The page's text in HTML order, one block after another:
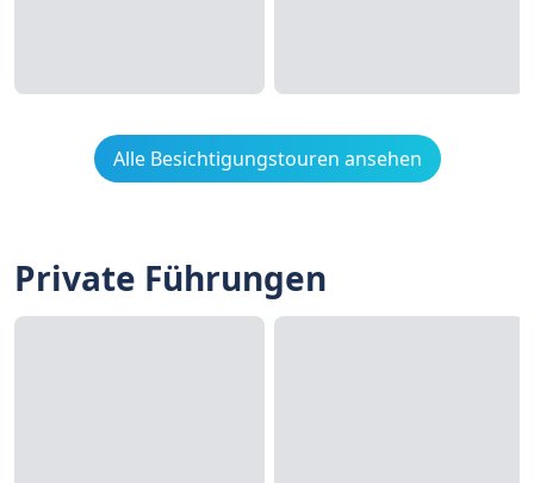
Alle Besichtigungstouren ansehen
Private Führungen